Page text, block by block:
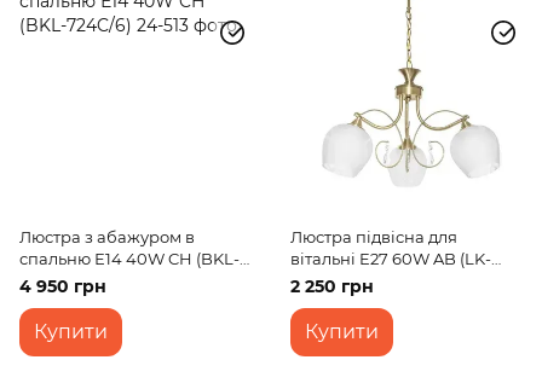
Люстра з абажуром в
спальню Е14 40W CH (BKL-
724C/6)
4 950 грн
Купити
Люстра підвісна для
вітальні E27 60W AB (LK-
613S/3)
2 250 грн
Купити